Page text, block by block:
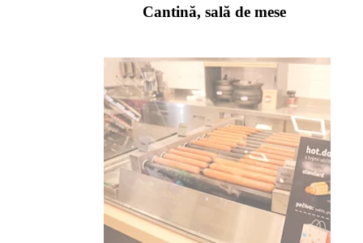
Cantină, sală de mese